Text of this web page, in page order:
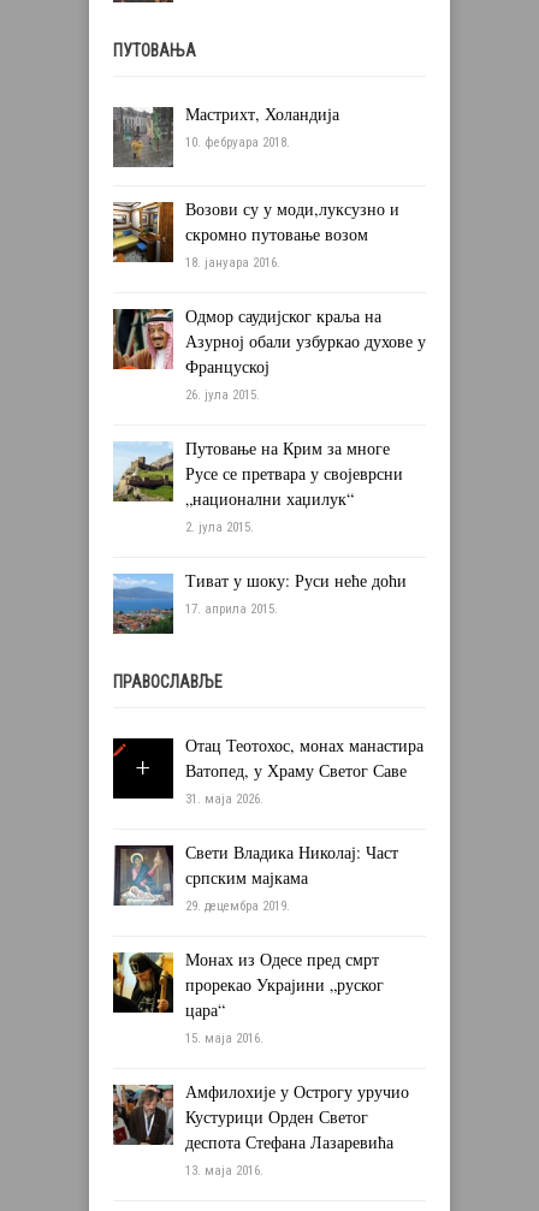
ПУТОВАЊА
Мастрихт, Холандија
10. фебруара 2018.
Возови су у моди,луксузно и
скромно путовање возом
18. јануара 2016.
Одмор саудијског краља на
Азурној обали узбуркао духове у
Француској
26. јула 2015.
Путовање на Крим за многе
Русе се претвара у својеврсни
„национални хаџилук“
2. јула 2015.
Тиват у шоку: Руси неће доћи
17. априла 2015.
ПРАВОСЛАВЉЕ
Отац Теотохос, монах манастира
Ватопед, у Храму Светог Саве
31. маја 2026.
Свети Владика Николај: Част
српским мајкама
29. децембра 2019.
Монах из Одесе пред смрт
прорекао Украјини „руског
цара“
15. маја 2016.
Амфилохије у Острогу уручио
Кустурици Орден Светог
деспота Стефана Лазаревића
13. маја 2016.